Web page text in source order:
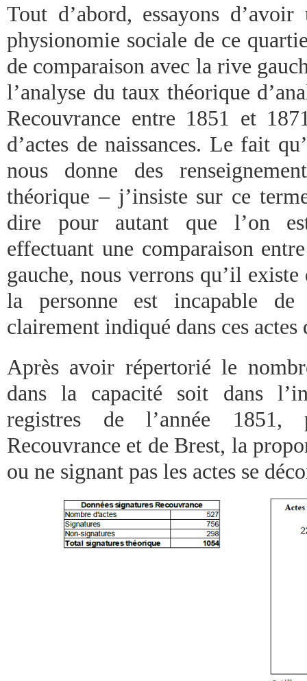
Tout d’abord, essayons
physionomie sociale de ce
de comparaison avec la rive
l’analyse du taux théorique
Recouvrance entre 1851 et
d’actes de naissances. Le fait
nous donne des
théorique – j’insiste sur ce
dire pour autant que l’on
effectuant une comparaison
gauche, nous verrons qu’il
la personne est incapable
clairement indiqué dans ces actes
Après avoir répertorié le
dans la capacité soit dans
registres de l’année
Recouvrance et de Brest, la
ou ne signant pas les actes se